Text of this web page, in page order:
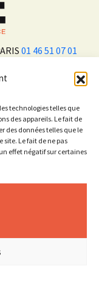
technologies telles que
des appareils. Le fait de
des données telles que le
Le fait de ne pas
effet négatif sur certaines
01 46 51 07 01